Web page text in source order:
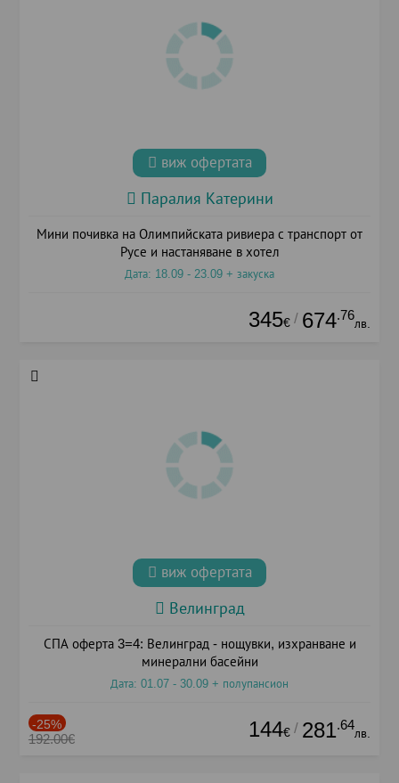
виж офертата
Паралия Катерини
Мини почивка на Олимпийската ривиера с транспорт от
Русе и настаняване в хотел
Дата: 18.09 - 23.09 + закуска
345€ / 674.76
лв.
виж офертата
Велинград
СПА оферта 3=4: Велинград - нощувки, изхранване и
минерални басейни
Дата: 01.07 - 30.09 + полупансион
-25%
192.00€ 144€ / 281.64
лв.